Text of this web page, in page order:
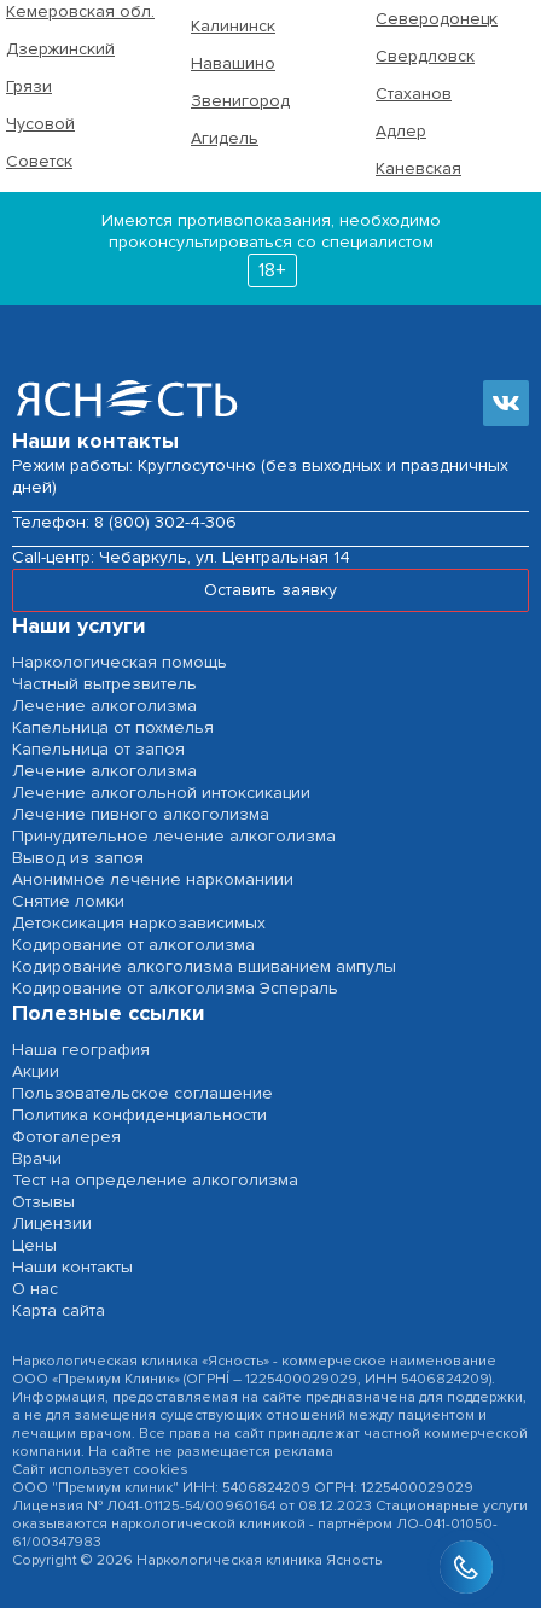
Кемеровская обл.
Дзержинский
Грязи
Чусовой
Советск
Калининск
Навашино
Звенигород
Агидель
Северодонецк
Свердловск
Стаханов
Адлер
Каневская
Имеются противопоказания, необходимо
проконсультироваться со специалистом
18+
Наши контакты
Режим работы: Круглосуточно (без выходных и праздничных
дней)
Телефон: 8 (800) 302-4-306
Сall-центр: Чебаркуль, ул. Центральная 14
Оставить заявку
Наши услуги
Наркологическая помощь
Частный вытрезвитель
Лечение алкоголизма
Капельница от похмелья
Капельница от запоя
Лечение алкоголизма
Лечение алкогольной интоксикации
Лечение пивного алкоголизма
Принудительное лечение алкоголизма
Вывод из запоя
Анонимное лечение наркоманиии
Снятие ломки
Детоксикация наркозависимых
Кодирование от алкоголизма
Кодирование алкоголизма вшиванием ампулы
Кодирование от алкоголизма Эспераль
Полезные ссылки
Наша география
Акции
Пользовательское соглашение
Политика конфиденциальности
Фотогалерея
Врачи
Тест на определение алкоголизма
Отзывы
Лицензии
Цены
Наши контакты
О нас
Карта сайта
Наркологическая клиника «Ясность» - коммерческое наименование
ООО «Премиум Клиник» (ОГРНÍ – 1225400029029, ИНН 5406824209).
Информация, предоставляемая на сайте предназначена для поддержки,
а не для замещения существующих отношений между пациентом и
лечащим врачом. Все права на сайт принадлежат частной коммерческой
компании. На сайте не размещается реклама
Сайт использует cookies
ООО "Премиум клиник" ИНН: 5406824209 ОГРН: 1225400029029
Лицензия № Л041-01125-54/00960164 от 08.12.2023 Стационарные услуги
оказываются наркологической клиникой - партнёром ЛО-041-01050-
61/00347983
Copyright © 2026 Наркологическая клиника Ясность